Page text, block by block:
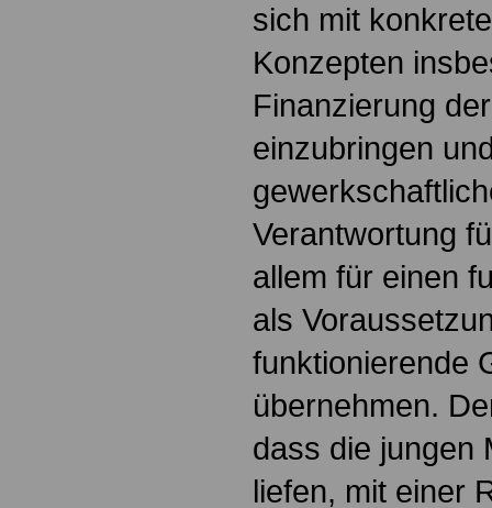
sich mit
Konzepten
Finanzierung
einzubringen
Verantwortung
allem für einen
als
funktionierende
übernehmen.
dass die jungen
liefen, mit einer